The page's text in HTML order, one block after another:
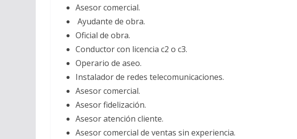
Asesor comercial.
Ayudante de obra.
Oficial de obra.
Conductor con licencia c2 o c3.
Operario de aseo.
Instalador de redes telecomunicaciones.
Asesor comercial.
Asesor fidelización.
Asesor atención cliente.
Asesor comercial de ventas sin experiencia.